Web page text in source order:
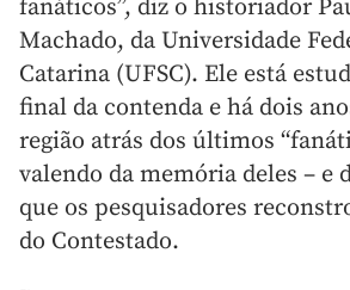
fanáticos”, diz o historiador
Machado, da Universidade
Catarina (UFSC). Ele está
final da contenda e há dois
região atrás dos últimos
valendo da memória deles – e
que os pesquisadores
do Contestado.